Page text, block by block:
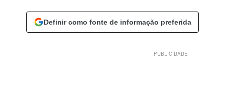
Definir como fonte de informação preferida